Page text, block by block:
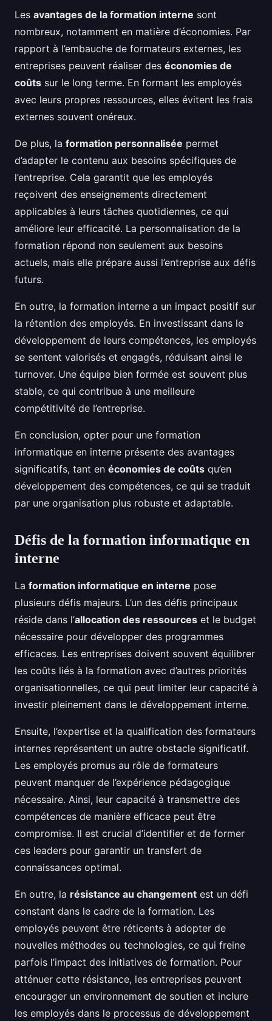
Les avantages de la formation interne sont
nombreux, notamment en matière d’économies. Par
rapport à l’embauche de formateurs externes, les
entreprises peuvent réaliser des économies de
coûts sur le long terme. En formant les employés
avec leurs propres ressources, elles évitent les frais
externes souvent onéreux.
De plus, la formation personnalisée permet
d’adapter le contenu aux besoins spécifiques de
l’entreprise. Cela garantit que les employés
reçoivent des enseignements directement
applicables à leurs tâches quotidiennes, ce qui
améliore leur efficacité. La personnalisation de la
formation répond non seulement aux besoins
actuels, mais elle prépare aussi l’entreprise aux défis
futurs.
En outre, la formation interne a un impact positif sur
la rétention des employés. En investissant dans le
développement de leurs compétences, les employés
se sentent valorisés et engagés, réduisant ainsi le
turnover. Une équipe bien formée est souvent plus
stable, ce qui contribue à une meilleure
compétitivité de l’entreprise.
En conclusion, opter pour une formation
informatique en interne présente des avantages
significatifs, tant en économies de coûts qu’en
développement des compétences, ce qui se traduit
par une organisation plus robuste et adaptable.
Défis de la formation informatique en
interne
La formation informatique en interne pose
plusieurs défis majeurs. L’un des défis principaux
réside dans l’allocation des ressources et le budget
nécessaire pour développer des programmes
efficaces. Les entreprises doivent souvent équilibrer
les coûts liés à la formation avec d’autres priorités
organisationnelles, ce qui peut limiter leur capacité à
investir pleinement dans le développement interne.
Ensuite, l’expertise et la qualification des formateurs
internes représentent un autre obstacle significatif.
Les employés promus au rôle de formateurs
peuvent manquer de l’expérience pédagogique
nécessaire. Ainsi, leur capacité à transmettre des
compétences de manière efficace peut être
compromise. Il est crucial d’identifier et de former
ces leaders pour garantir un transfert de
connaissances optimal.
En outre, la résistance au changement est un défi
constant dans le cadre de la formation. Les
employés peuvent être réticents à adopter de
nouvelles méthodes ou technologies, ce qui freine
parfois l’impact des initiatives de formation. Pour
atténuer cette résistance, les entreprises peuvent
encourager un environnement de soutien et inclure
les employés dans le processus de développement